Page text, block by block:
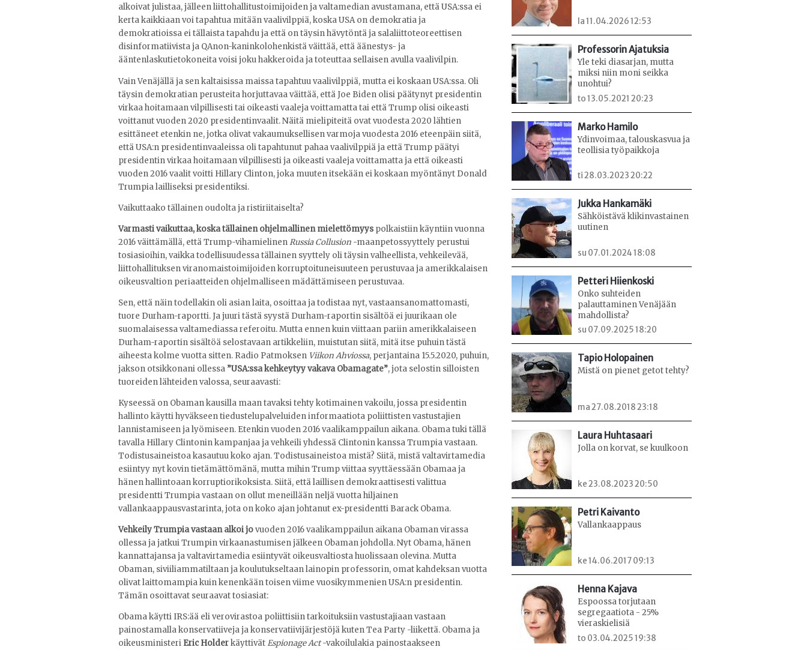
alkoivat julistaa, jälleen liittohallitustoimijoiden ja valtamedian avustamana, että USA:ssa ei
kerta kaikkiaan voi tapahtua mitään vaalivilppiä, koska USA on demokratia ja
demokratioissa ei tällaista tapahdu ja että on täysin hävytöntä ja salaliittoteoreettisen
disinformatiivista ja QAnon-kaninkolohenkistä väittää, että äänestys- ja
ääntenlaskutietokoneita voisi joku hakkeroida ja toteuttaa sellaisen avulla vaalivilpin.
Vain Venäjällä ja sen kaltaisissa maissa tapahtuu vaalivilppiä, mutta ei koskaan USA:ssa. Oli
täysin demokratian perusteita horjuttavaa väittää, että Joe Biden olisi päätynyt presidentin
virkaa hoitamaan vilpillisesti tai oikeasti vaaleja voittamatta tai että Trump olisi oikeasti
voittanut vuoden 2020 presidentinvaalit. Näitä mielipiteitä ovat vuodesta 2020 lähtien
esittäneet etenkin ne, jotka olivat vakaumuksellisen varmoja vuodesta 2016 eteenpäin siitä,
että USA:n presidentinvaaleissa oli tapahtunut pahaa vaalivilppiä ja että Trump päätyi
presidentin virkaa hoitamaan vilpillisesti ja oikeasti vaaleja voittamatta ja että oikeasti
vuoden 2016 vaalit voitti Hillary Clinton, joka muuten itsekään ei koskaan myöntänyt Donald
Trumpia lailliseksi presidentiksi.
Vaikuttaako tällainen oudolta ja ristiriitaiselta?
Varmasti vaikuttaa, koska tällainen ohjelmallinen mielettömyys polkaistiin käyntiin vuonna
2016 väittämällä, että Trump-vihamielinenRussia Collusion -maanpetossyyttely perustui
tosiasioihin, vaikka todellisuudessa tällainen syyttely oli täysin valheellista, vehkeilevää,
liittohallituksen viranomaistoimijoiden korruptoituneisuuteen perustuvaa ja amerikkalaisen
oikeusvaltion periaatteiden ohjelmalliseen mädättämiseen perustuvaa.
Sen, että näin todellakin oli asian laita, osoittaa ja todistaa nyt, vastaansanomattomasti,
tuore Durham-raportti. Ja juuri tästä syystä Durham-raportin sisältöä ei juurikaan ole
suomalaisessa valtamediassa referoitu. Mutta ennen kuin viittaan pariin amerikkalaiseen
Durham-raportin sisältöä selostavaan artikkeliin, muistutan siitä, mitä itse puhuin tästä
aiheesta kolme vuotta sitten. Radio Patmoksen Viikon Ahviossa, perjantaina 15.5.2020, puhuin,
jakson otsikkonani ollessa ”USA:ssa kehkeytyy vakava Obamagate”, jota selostin silloisten
tuoreiden lähteiden valossa, seuraavasti:
Kyseessä on Obaman kausilla maan tavaksi tehty kotimainen vakoilu, jossa presidentin
hallinto käytti hyväkseen tiedustelupalveluiden informaatiota poliittisten vastustajien
lannistamiseen ja lyömiseen. Etenkin vuoden 2016 vaalikamppailun aikana. Obama tuki tällä
tavalla Hillary Clintonin kampanjaa ja vehkeili yhdessä Clintonin kanssa Trumpia vastaan.
Todistusaineistoa kasautuu koko ajan. Todistusaineistoa mistä? Siitä, mistä valtavirtamedia
esiintyy nyt kovin tietämättömänä, mutta mihin Trump viittaa syyttäessään Obamaa ja
hänen hallintoaan korruptiorikoksista. Siitä, että laillisen demokraattisesti valittua
presidentti Trumpia vastaan on ollut meneillään neljä vuotta hiljainen
vallankaappausvastarinta, jota on koko ajan johtanut ex-presidentti Barack Obama.
Vehkeily Trumpia vastaan alkoi jovuoden 2016 vaalikamppailun aikana Obaman virassa
ollessa ja jatkui Trumpin virkaanastumisen jälkeen Obaman johdolla. Nyt Obama, hänen
kannattajansa ja valtavirtamedia esiintyvät oikeusvaltiosta huolissaan olevina. Mutta
Obaman, siviiliammatiltaan ja koulutukseltaan lainopin professorin, omat kahdeksan vuotta
olivat laittomampia kuin kenenkään toisen viime vuosikymmenien USA:n presidentin.
Tämän osoittavat seuraavat tosiasiat:
Obama käytti IRS:ää eli verovirastoa poliittisiin tarkoituksiin vastustajiaan vastaan
painostamalla konservatiiveja ja konservatiivijärjestöjä kuten Tea Party -liikettä. Obama ja
oikeusministeri Eric HolderkäyttivätEspionage Act-vakoilulakia painostaakseen
la 11.04.2026 12:53
Professorin Ajatuksia
Yle teki diasarjan, mutta
miksi niin moni seikka
unohtui?
to 13.05.2021 20:23
Marko Hamilo
Ydinvoimaa, talouskasvua ja
teollisia työpaikkoja
ti 28.03.2023 20:22
Jukka Hankamäki
Sähköistävä klikinvastainen
uutinen
su 07.01.2024 18:08
Petteri Hiienkoski
Onko suhteiden
palauttaminen Venäjään
mahdollista?
su 07.09.2025 18:20
Tapio Holopainen
Mistä on pienet getot tehty?
ma 27.08.2018 23:18
Laura Huhtasaari
Jolla on korvat, se kuulkoon
ke 23.08.2023 20:50
Petri Kaivanto
Vallankaappaus
ke 14.06.2017 09:13
Henna Kajava
Espoossa torjutaan
segregaatiota - 25%
vieraskielisiä
to 03.04.2025 19:38